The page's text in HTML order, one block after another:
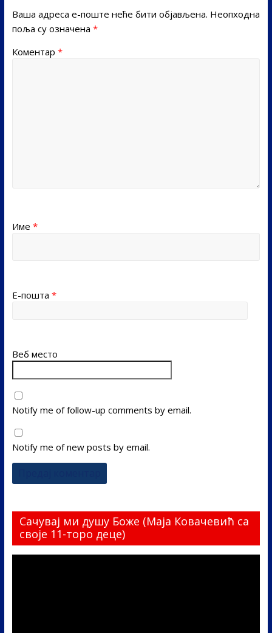
Ваша адреса е-поште неће бити објављена. Неопходна
поља су означена *
Коментар *
Име *
Е-пошта *
Веб место
Notify me of follow-up comments by email.
Notify me of new posts by email.
Сачувај ми душу Боже (Маја Ковачевић са
своје 11-торо деце)